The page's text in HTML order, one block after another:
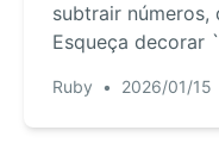
subtrair números,
Esqueça decorar
do Excel realiza
Ruby • 2026/01/15